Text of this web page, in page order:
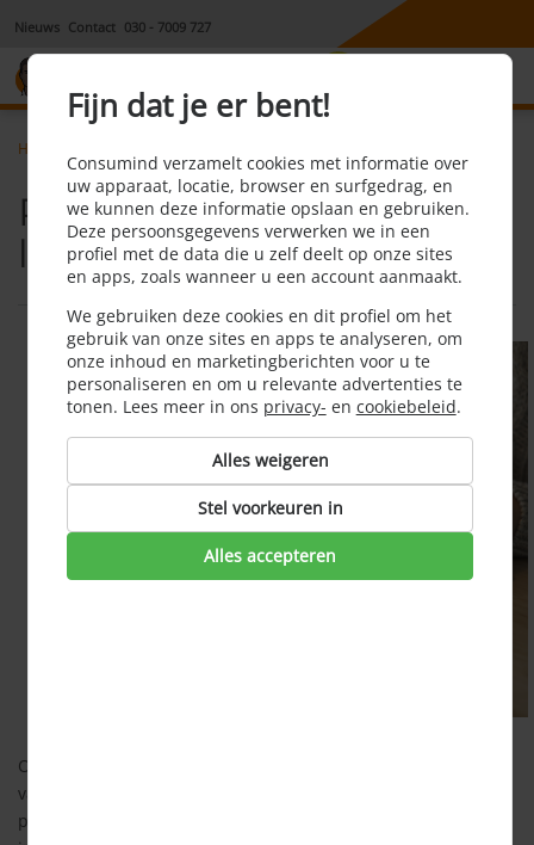
Nieuws Contact 030 - 7009 727
Home
Postcodecheck voor
leveranciers
Omdat niet alle providers je in elk gebied kunnen voorzien
van internet/ vaste telefonie of televisie, kun je een
postcodecheck doen. Vul hier jouw postcode en huisnummer
Fijn dat je er bent!
Consumind verzamelt cookies met informatie over
uw apparaat, locatie, browser en surfgedrag, en
we kunnen deze informatie opslaan en gebruiken.
Deze persoonsgegevens verwerken we in een
profiel met de data die u zelf deelt op onze sites
en apps, zoals wanneer u een account aanmaakt.
We gebruiken deze cookies en dit profiel om het
gebruik van onze sites en apps te analyseren, om
onze inhoud en marketingberichten voor u te
personaliseren en om u relevante advertenties te
tonen. Lees meer in ons privacy- en cookiebeleid.
Alles weigeren
Stel voorkeuren in
Alles accepteren